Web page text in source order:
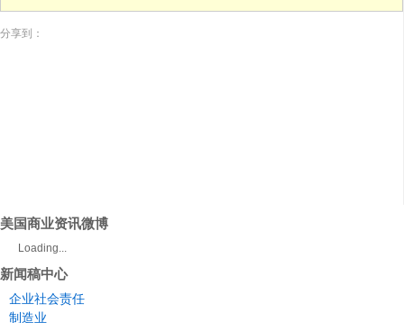
分享到：
美国商业资讯微博
Loading...
新闻稿中心
企业社会责任
制造业